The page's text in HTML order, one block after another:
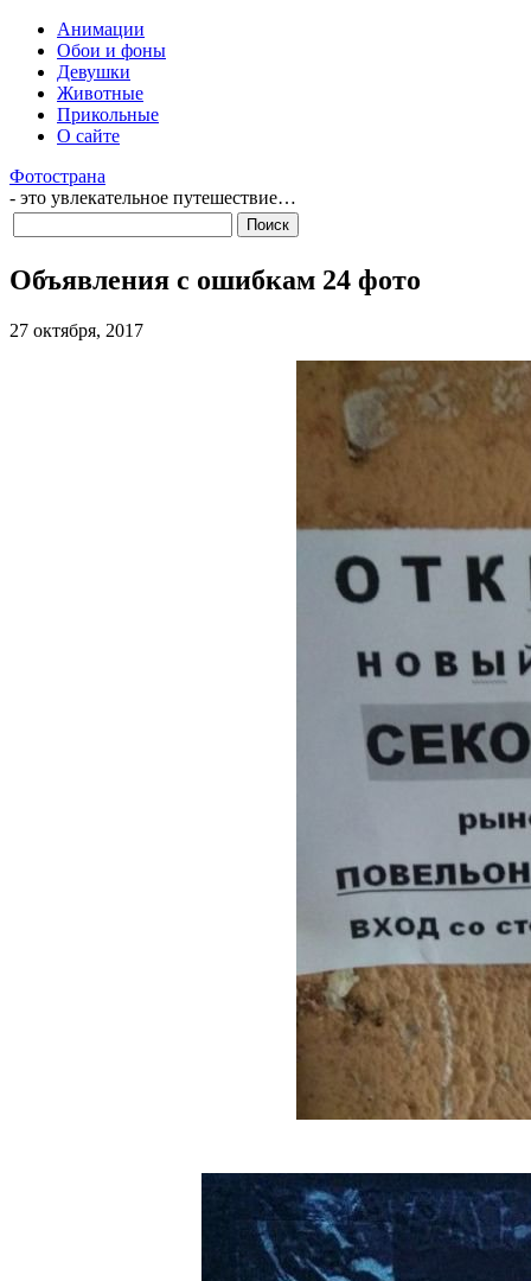
Анимации
Обои и фоны
Девушки
Животные
Прикольные
О сайте
Фотострана
- это увлекательное путешествие…
Объявления с ошибкам 24 фото
27 октября, 2017